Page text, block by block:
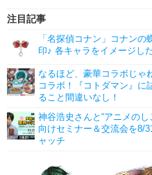
注目記事
「名探偵コナン」コナンの
印♪ 各キャラをイメージし
なるほど、豪華コラボじゃ
コラボ！『コトダマン』に
ること間違いなし！
神谷浩史さんと“アニメの
向けセミナー＆交流会を8/
ャッチ